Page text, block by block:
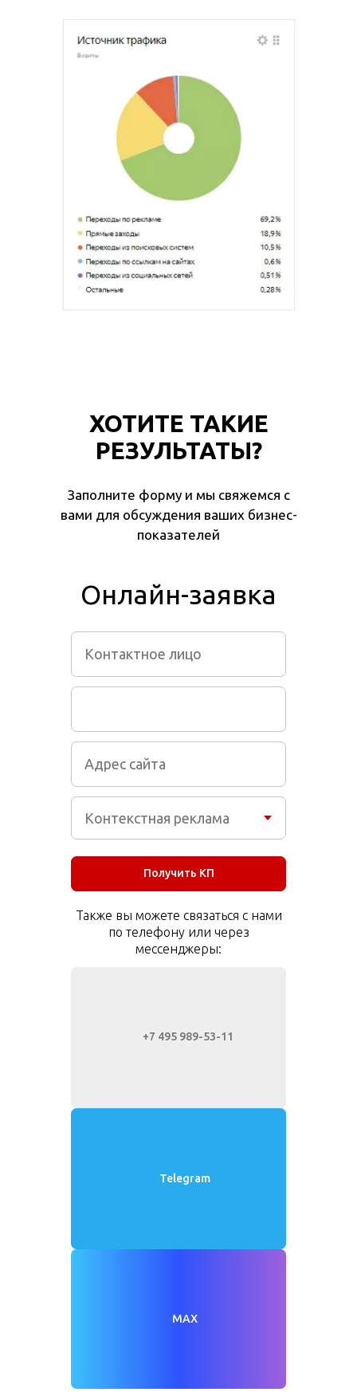
ХОТИТЕ ТАКИЕ
РЕЗУЛЬТАТЫ?
Заполните форму и мы свяжемся с
вами для обсуждения ваших бизнес-
показателей
Онлайн-заявка
Получить КП
Также вы можете связаться с нами
по телефону или через
мессенджеры:
+7 495 989-53-11
Telegram
MAX